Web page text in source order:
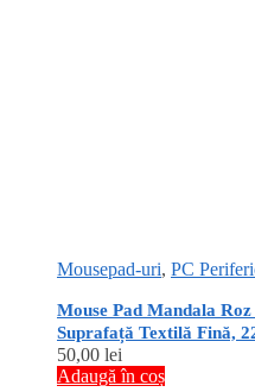
Mousepad-uri, PC
Mouse Pad Mandala
Suprafață Textilă Fină,
50,00 lei
Adaugă în coș